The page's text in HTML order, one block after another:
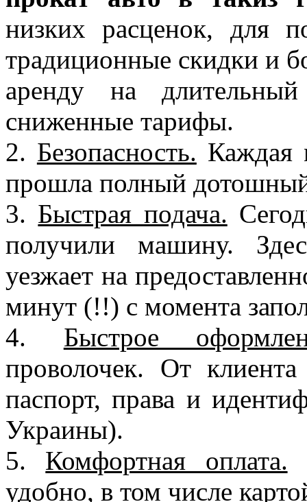
низких расценок, для
традиционные скидки и
аренду на
сниженные тарифы.
2. Безопасность. Каждая
прошла полный
3. Быстрая подача.
получили машину.
уезжает на
минут (!!) с момента
4. Быстрое
проволочек. От
паспорт, права и
Украины).
5. Комфортная оплата.
удобно, в том числе